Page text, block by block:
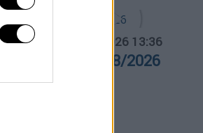
Ελλάδος... 05.08.2026 13:36
Ελλάδος 05/08/2026